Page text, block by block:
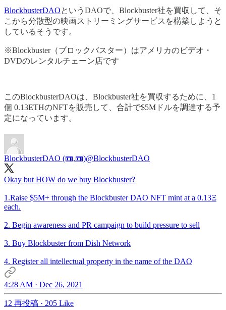
BlockbusterDAOというDAOで、Blockbuster社を買収して、そ
こから分散型の映画ストリーミングサービスを構築しようと
しているそうです。
※Blockbuster（ブロックバスター）はアメリカのビデオ・
DVDのレンタルチェーン店です
このBlockbusterDAOは、Blockbuster社を買収するために、1
個 0.13ETHのNFTを販売して、合計で$5Mドルを調達する予
定になっています。
BlockbusterDAO (📼,📼)@BlockbusterDAO
Okay but HOW do we buy Blockbuster?
1.Raise $5M+ through the Blockbuster DAO NFT mint at a 0.13Ξ
each.
2. Begin awareness and PR campaign to build pressure to sell
3. Buy Blockbuster from Dish Network
4. Register all intellectual property in the name of the DAO
4:28 AM · Dec 26, 2021
12 再投稿 · 205 Like